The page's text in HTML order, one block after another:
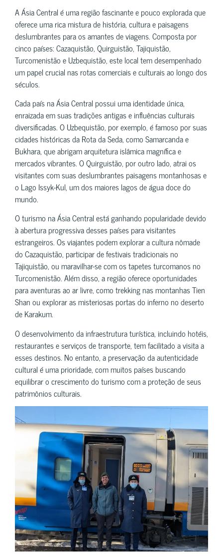
A Ásia Central é uma região fascinante e pouco explorada que
oferece uma rica mistura de história, cultura e paisagens
deslumbrantes para os amantes de viagens. Composta por
cinco países: Cazaquistão, Quirguistão, Tajiquistão,
Turcomenistão e Uzbequistão, este local tem desempenhado
um papel crucial nas rotas comerciais e culturais ao longo dos
séculos.
Cada país na Ásia Central possui uma identidade única,
enraizada em suas tradições antigas e influências culturais
diversificadas. O Uzbequistão, por exemplo, é famoso por suas
cidades históricas da Rota da Seda, como Samarcanda e
Bukhara, que abrigam arquitetura islâmica magnífica e
mercados vibrantes. O Quirguistão, por outro lado, atrai os
visitantes com suas deslumbrantes paisagens montanhosas e
o Lago Issyk-Kul, um dos maiores lagos de água doce do
mundo.
O turismo na Ásia Central está ganhando popularidade devido
à abertura progressiva desses países para visitantes
estrangeiros. Os viajantes podem explorar a cultura nômade
do Cazaquistão, participar de festivais tradicionais no
Tajiquistão, ou maravilhar-se com os tapetes turcomanos no
Turcomenistão. Além disso, a região oferece oportunidades
para aventuras ao ar livre, como trekking nas montanhas Tien
Shan ou explorar as misteriosas portas do inferno no deserto
de Karakum.
O desenvolvimento da infraestrutura turística, incluindo hotéis,
restaurantes e serviços de transporte, tem facilitado a visita a
esses destinos. No entanto, a preservação da autenticidade
cultural é uma prioridade, com muitos países buscando
equilibrar o crescimento do turismo com a proteção de seus
patrimônios culturais.